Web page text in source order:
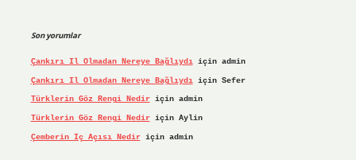
Son yorumlar
Çankırı Il Olmadan Nereye Bağlıydıiçin admin
Çankırı Il Olmadan Nereye Bağlıydıiçin Sefer
Türklerin Göz Rengi Nediriçin admin
Türklerin Göz Rengi Nediriçin Aylin
Çemberin Iç Açısı Nediriçin admin